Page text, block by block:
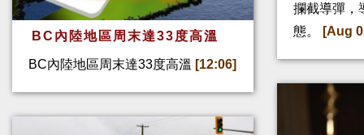
BC內陸地區周末達33度高溫
BC內陸地區周末達33度高溫 [12:06]
攔截導彈，
態。
[Aug